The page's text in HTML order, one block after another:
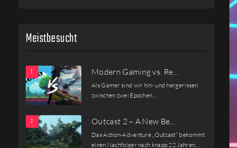
Meistbesucht
Modern Gaming vs. Re…
Als Gamer sind wir hin- und hergerissen
zwischen zwei Epochen…
Outcast 2 – A New Be…
Das Action-Adventure „Outcast“ bekommt
einen Nachfolger nach knapp 22 Jahren.…